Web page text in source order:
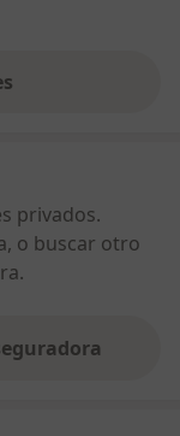
privados.
o buscar otro